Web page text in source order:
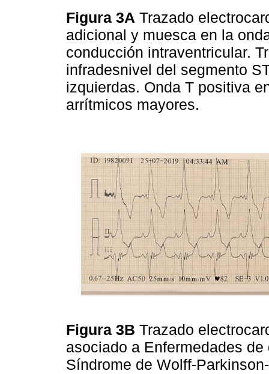
Figura 3A Trazado
adicional y muesca en la
conducción intraventricular.
infradesnivel del segmento
izquierdas. Onda T positiva
arrítmicos mayores.
Figura 3B Trazado
asociado a Enfermedades
Síndrome de Wolff-